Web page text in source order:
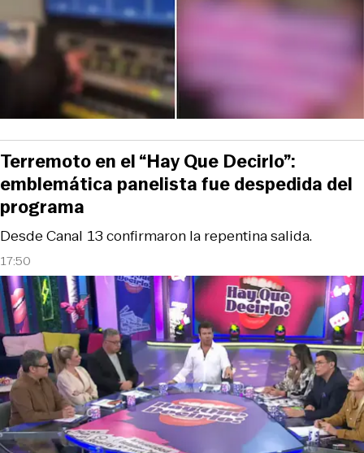
17:50
Desde Canal 13 confirmaron la repentina salida.
Terremoto en el “Hay Que Decirlo”:
emblemática panelista fue despedida del
programa